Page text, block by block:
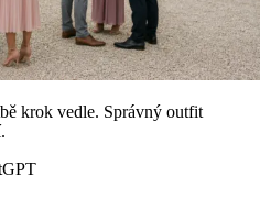
krok vedle. Správný outfit